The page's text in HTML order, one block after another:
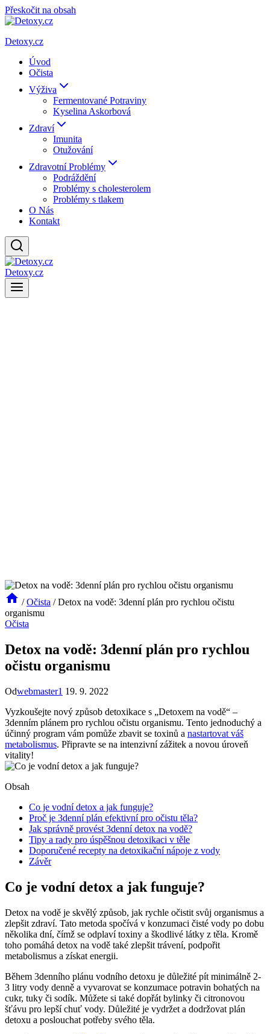
Přeskočit na obsah
Detoxy.cz
Úvod
Očista
Výživa
Fermentované Potraviny
Kyselina Askorbová
Zdraví
Imunita
Otužování
Zdravotní Problémy
Podráždění
Problémy s cholesterolem
Problémy s tlakem
O Nás
Kontakt
Detoxy.cz
/ Očista / Detox na vodě: 3denní plán pro rychlou očistu
organismu
Očista
Detox na vodě: 3denní plán pro rychlou
očistu organismu
Odwebmaster1 19. 9. 2022
Vyzkoušejte​ nový způsob detoxikace ​s „Detoxem na​ vodě“⁤ –
3denním plánem ⁢pro rychlou očistu organismu.​ Tento jednoduchý a
⁤účinný program vám ⁤pomůže zbavit se toxinů a nastartovat váš
metabolismus. Připravte​ se​ na ⁤intenzivní zážitek a ⁣novou ‌úroveň
vitality!
Obsah
Co je vodní detox a ‌jak funguje?
Proč ​je 3denní plán efektivní pro očistu těla?
Jak ‍správně provést 3denní detox na vodě?
Tipy ​a rady ‍pro ⁣úspěšnou detoxikaci v těle
Doporučené recepty na detoxikační nápoje z vody
Závěr
Co je vodní detox a ‌jak funguje?
Detox‍ na vodě je skvělý​ způsob, jak rychle očistit svůj ⁢organismus a
⁣zlepšit zdraví. Tato‌ metoda⁣ spočívá v ⁢konzumaci čisté⁢ vody po dobu
několika⁣ dní, čímž se odplaví toxiny ⁣a​ škodlivé látky ‍z​ těla. Kromě
‌toho ‌pomáhá detox na vodě také ‍zlepšit trávení, podpořit
metabolismus a získat energii.
Během 3denního plánu vodního detoxu je důležité pít⁣ minimálně ⁣2-
3 litry vody denně a ⁤vyvarovat se konzumace potravin bohatých na
cukr, tuky či sodík. Můžete si​ také‍ dopřát bylinky⁣ či citronovou‌
šťávu‌ pro lepší chuť⁢ vody. ⁤Důležité je vydržet a ​dodržovat plán
detoxu a ⁤poslouchat potřeby ⁤svého těla.